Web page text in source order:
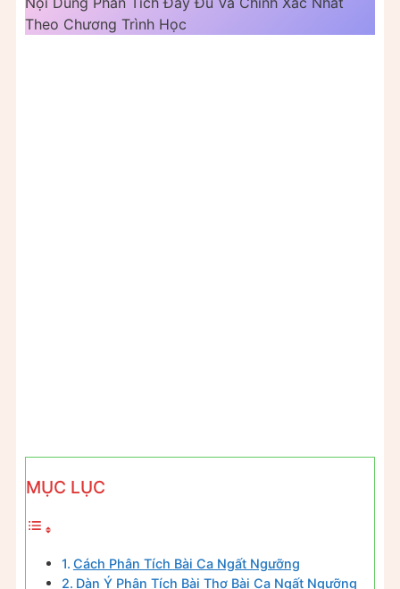
Theo Chương Trình Học
MỤC LỤC
Cách Phân Tích Bài Ca Ngất Ngưỡng
Dàn Ý Phân Tích Bài Thơ Bài Ca Ngất Ngưỡng